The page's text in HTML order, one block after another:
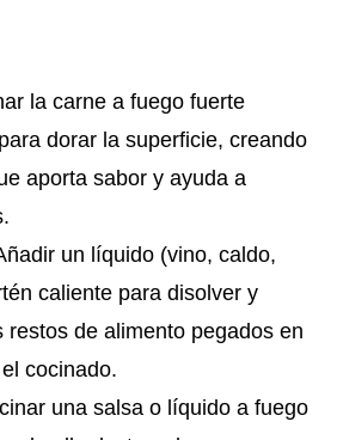
la carne a fuego fuerte
dorar la superficie, creando
aporta sabor y ayuda a
un líquido (vino, caldo,
caliente para disolver y
restos de alimento pegados en
cocinado.
una salsa o líquido a fuego